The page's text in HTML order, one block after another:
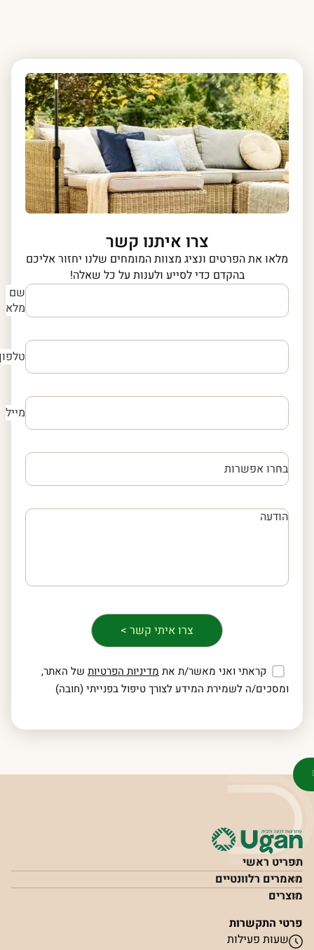
צרו איתנו קשר
מלאו את הפרטים ונציג מצוות המומחים שלנו יחזור אליכם
בהקדם כדי לסייע ולענות על כל שאלה!
שם
מלא
טלפון
מייל
קראתי ואני מאשר/ת את מדיניות הפרטיותשל האתר,
ומסכים/ה לשמירת המידע לצורך טיפול בפנייתי (חובה)
תפריט ראשי
מאמרים רלוונטיים
מוצרים
פרטי התקשרות
שעות פעילות